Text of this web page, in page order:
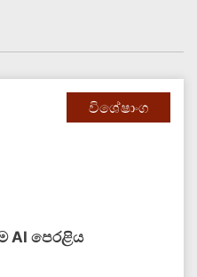
විශේෂාංග
AI පෙරළිය​